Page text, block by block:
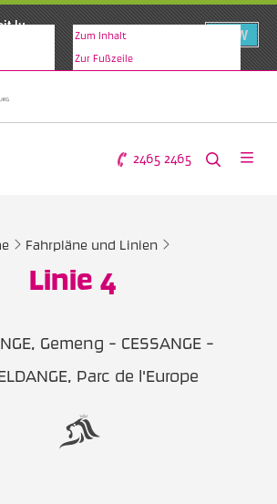
VIEW
Zum Inhalt
Zur Fußzeile
2465 2465
Fahrpläne und Linien
Linie 4
Gemeng - CESSANGE -
Parc de l'Europe